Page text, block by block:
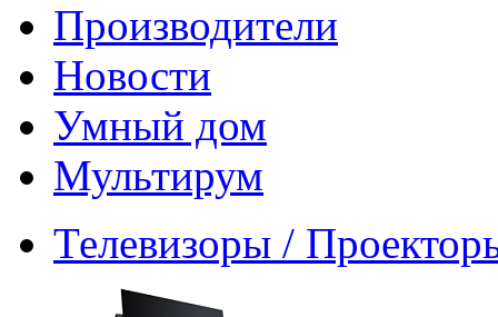
Производители
Новости
Умный дом
Мультирум
Телевизоры /